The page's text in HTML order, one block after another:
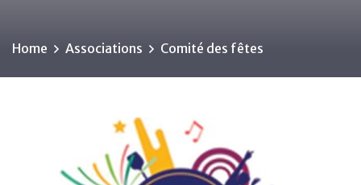
Home Associations Comité des fêtes